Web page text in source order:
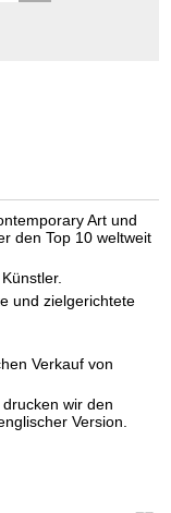
Art und
den Top 10 weltweit
und zielgerichtete
Verkauf von
wir den
Version.